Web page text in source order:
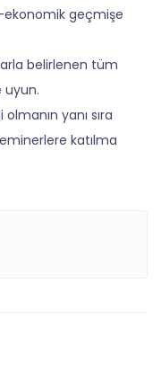
ekonomik geçmişe
belirlenen tüm
uyun.
yanı sıra
katılma